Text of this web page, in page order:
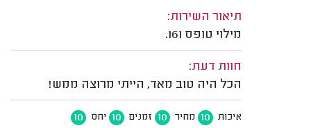
תיאור השירות:
מילוי טופס 161.
חוות דעת:
הכל היה טוב מאד, הייתי מרוצה ממש!
איכות 10 מחיר 10 זמנים 10 יחס 10